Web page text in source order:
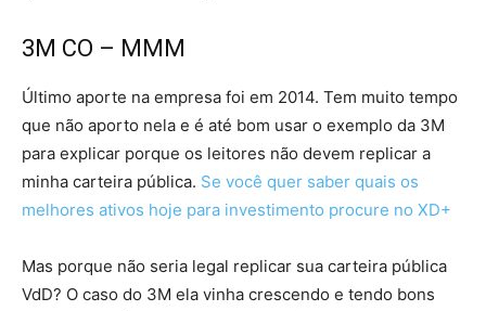
3M CO – MMM
Último aporte na empresa foi em 2014. Tem muito tempo
que não aporto nela e é até bom usar o exemplo da 3M
para explicar porque os leitores não devem replicar a
minha carteira pública. Se você quer saber quais os
melhores ativos hoje para investimento procure no XD+
Mas porque não seria legal replicar sua carteira pública
VdD? O caso do 3M ela vinha crescendo e tendo bons